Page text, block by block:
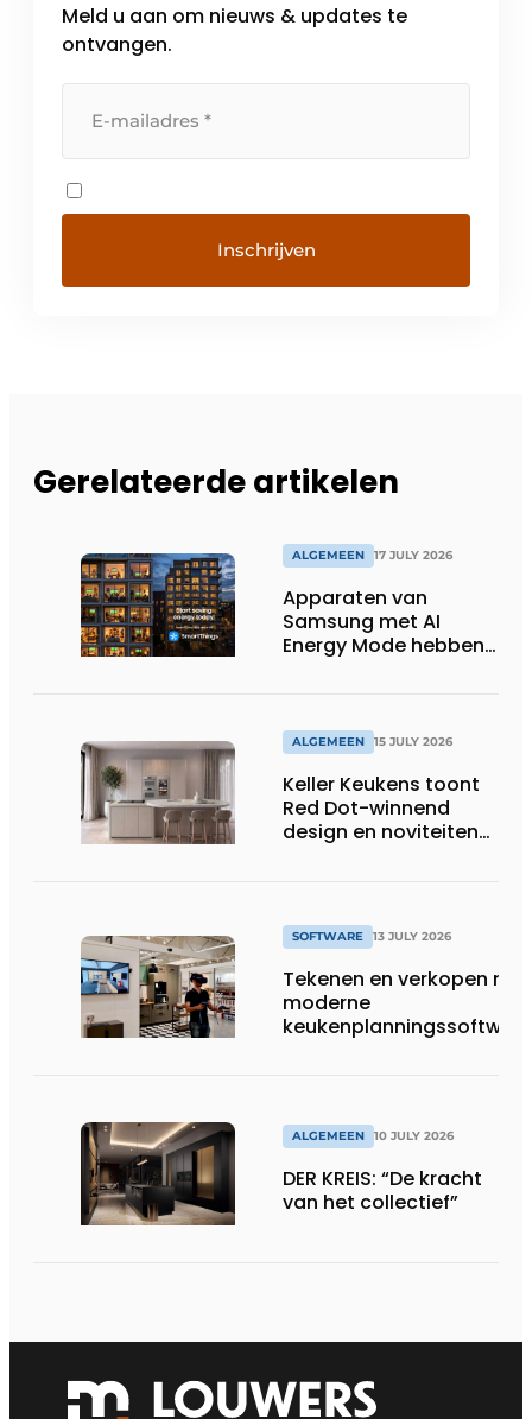
[…]
Meld u aan om nieuws & updates te
ontvangen.
Gerelateerde artikelen
ALGEMEEN 17 JULY 2026
Apparaten van
Samsung met AI
Energy Mode hebben
huishoudens, wat
wassen van 22.023.110
voetbalshirts
ALGEMEEN 15 JULY 2026
Keller Keukens toont
Red Dot-winnend
design en noviteiten
SOFTWARE 13 JULY 2026
Tekenen en verkopen met
moderne
keukenplanningssoftware
ALGEMEEN 10 JULY 2026
DER KREIS: “De kracht
van het collectief”